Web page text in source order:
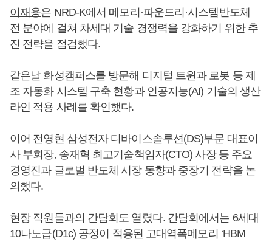
이재용은 NRD-K에서 메모리·파운드리·시스템반도체
전 분야에 걸쳐 차세대 기술 경쟁력을 강화하기 위한 추
진 전략을 점검했다.
같은날 화성캠퍼스를 방문해 디지털 트윈과 로봇 등 제
조 자동화 시스템 구축 현황과 인공지능(AI) 기술의 생산
라인 적용 사례를 확인했다.
이어 전영현 삼성전자 디바이스솔루션(DS)부문 대표이
사 부회장, 송재혁 최고기술책임자(CTO) 사장 등 주요
경영진과 글로벌 반도체 시장 동향과 중장기 전략을 논
의했다.
현장 직원들과의 간담회도 열렸다. 간담회에서는 6세대
10나노급(D1c) 공정이 적용된 고대역폭메모리 ‘HBM